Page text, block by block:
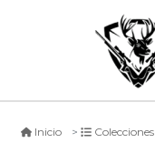
Inicio Colecciones